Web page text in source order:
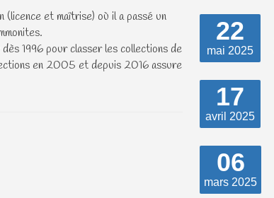
et maîtrise) où il a passé un
1996 pour classer les collections de
en 2005 et depuis 2016 assure
22
mai 2025
17
avril 2025
06
mars 2025